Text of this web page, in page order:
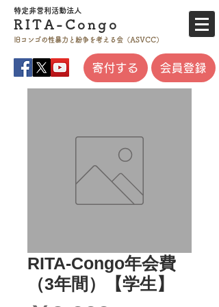
特定非営利活動法人
RITA- Co ngo
旧コンゴの性暴力と 紛争を考える会（ASVCC）
寄付する 会員登録
RITA-Congo年会費
（3年間）【学生】